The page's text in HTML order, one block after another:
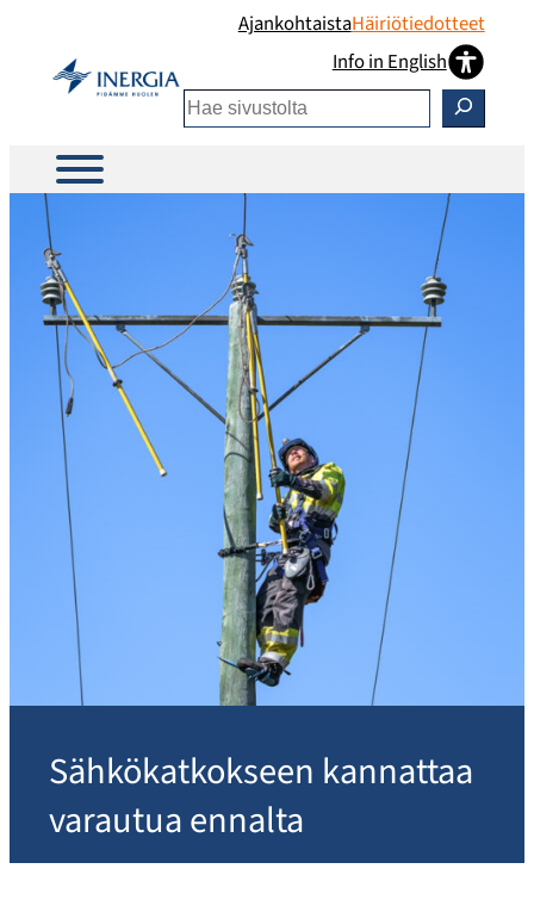
AjankohtaistaHäiriötiedotteet
Info in English
Etsi
Sähkökatkokseen kannattaa
varautua ennalta